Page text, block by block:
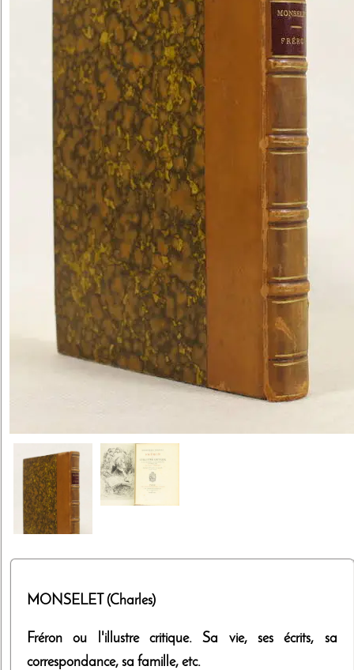
MONSELET (Charles)
Fréron ou l'illustre critique. Sa vie, ses écrits, sa
correspondance, sa famille, etc.